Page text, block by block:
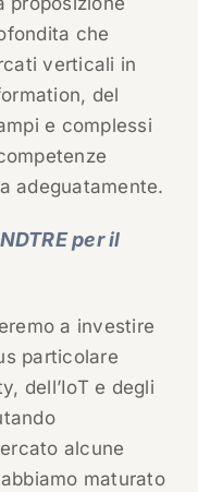
che
verticali in
del
e complessi
adeguatamente.
per il
a investire
particolare
dell’IoT e degli
alcune
maturato